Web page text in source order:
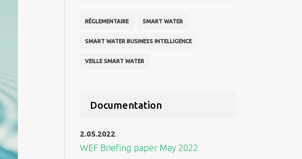
RÉGLEMENTAIRE SMART WATER
SMART WATER BUSINESS INTELLIGENCE
VEILLE SMART WATER
Documentation
2.05.2022
WEF Briefing paper May 2022